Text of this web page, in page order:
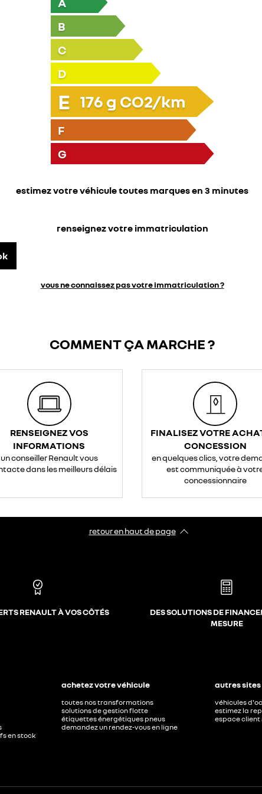
B
C
D
E 176 g CO2/km
F
G
estimez votre véhicule toutes marques en 3 minutes
renseignez votre immatriculation
vous ne connaissez pas votre immatriculation ?
COMMENT ÇA MARCHE ?
RENSEIGNEZ VOS
INFORMATIONS
un conseiller Renault vous
dans les meilleurs délais
FINALISEZ VOTRE
CONCESSION
en quelques clics, votre
est communiquée à
concessionnaire
retour en haut de page​
RENAULT À VOS CÔTÉS
DES SOLUTIONS DE
MESURE
en stock
achetez votre véhicule
toutes nos transformations
solutions de gestion flotte
étiquettes énergétiques pneus
demandez un rendez-vous en ligne
autres
véhicules
estimez la
espace client